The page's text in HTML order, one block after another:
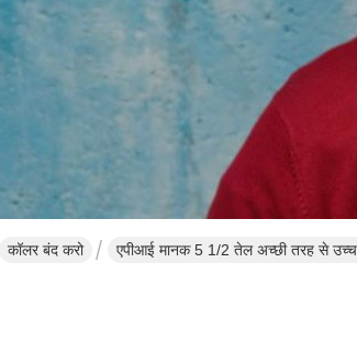
कॉलर बंद करो एपीआई मानक 5 1/2 तेल अच्छी तरह से उच्च